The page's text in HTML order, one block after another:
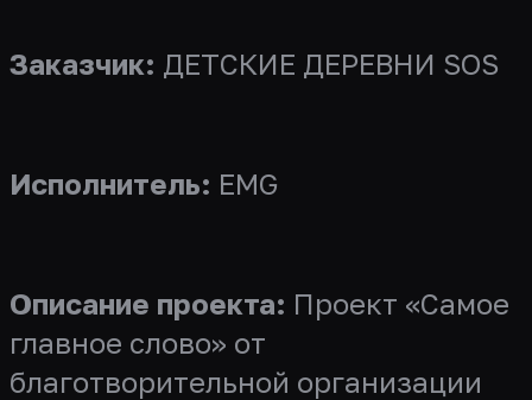
Заказчик: ДЕТСКИЕ ДЕРЕВНИ SOS
Исполнитель: EMG
Описание проекта: Проект «Самое
главное слово» от
благотворительной организации